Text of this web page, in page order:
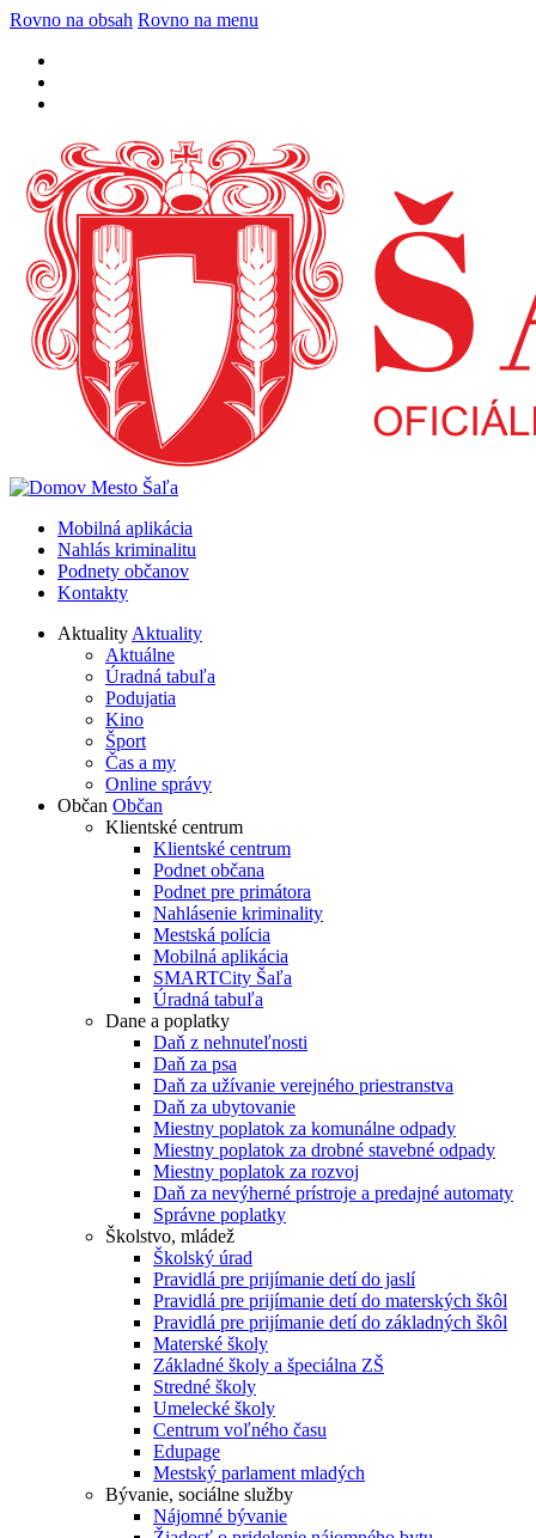
Rovno na obsah Rovno na menu
Mobilná aplikácia
Nahlás kriminalitu
Podnety občanov
Kontakty
AktualityAktuality
Aktuálne
Úradná tabuľa
Podujatia
Kino
Šport
Čas a my
Online správy
Občan Občan
Klientské centrum
Klientské centrum
Podnet občana
Podnet pre primátora
Nahlásenie kriminality
Mestská polícia
Mobilná aplikácia
SMARTCity Šaľa
Úradná tabuľa
Dane a poplatky
Daň z nehnuteľnosti
Daň za psa
Daň za užívanie verejného priestranstva
Daň za ubytovanie
Miestny poplatok za komunálne odpady
Miestny poplatok za drobné stavebné odpady
Miestny poplatok za rozvoj
Daň za nevýherné prístroje a predajné automaty
Správne poplatky
Školstvo, mládež
Školský úrad
Pravidlá pre prijímanie detí do jaslí
Pravidlá pre prijímanie detí do materských škôl
Pravidlá pre prijímanie detí do základných škôl
Materské školy
Základné školy a špeciálna ZŠ
Stredné školy
Umelecké školy
Centrum voľného času
Edupage
Mestský parlament mladých
Bývanie, sociálne služby
Nájomné bývanie